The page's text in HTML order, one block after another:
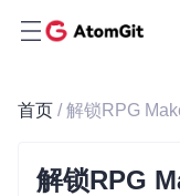
首页
解锁RPG